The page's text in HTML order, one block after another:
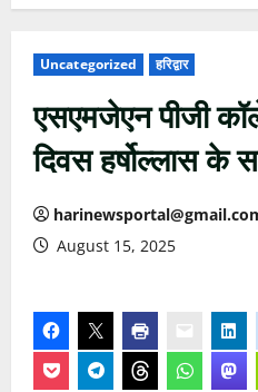
Uncategorized हरिद्वार
एसएमजेएन पीजी
दिवस हर्षोल्लास के
August 15, 2025